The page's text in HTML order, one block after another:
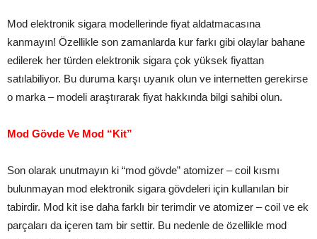
Mod elektronik sigara modellerinde fiyat aldatmacasına
kanmayın! Özellikle son zamanlarda kur farkı gibi olaylar bahane
edilerek her türden elektronik sigara çok yüksek fiyattan
satılabiliyor. Bu duruma karşı uyanık olun ve internetten gerekirse
o marka – modeli araştırarak fiyat hakkında bilgi sahibi olun.
Mod Gövde Ve Mod “Kit”
Son olarak unutmayın ki “mod gövde” atomizer – coil kısmı
bulunmayan mod elektronik sigara gövdeleri için kullanılan bir
tabirdir. Mod kit ise daha farklı bir terimdir ve atomizer – coil ve ek
parçaları da içeren tam bir settir. Bu nedenle de özellikle mod